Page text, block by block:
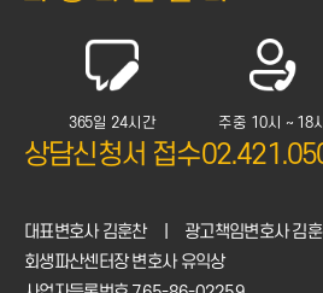
365일 24시간
상담신청서 접수
주중 10시 ~ 18시
대표변호사 김훈찬
광고책임변호사 김
회생파산센터장 변호사 유익상